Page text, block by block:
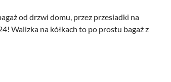
od drzwi domu, przez przesiadki na
Walizka na kółkach to po prostu bagaż z